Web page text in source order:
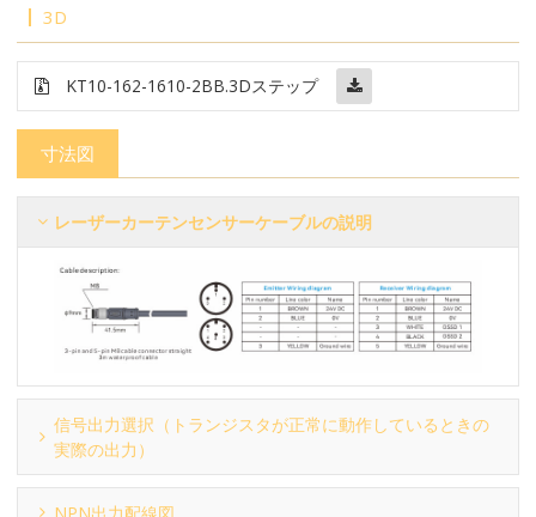
3D
KT10-162-1610-2BB.3Dステップ
寸法図
レーザーカーテンセンサーケーブルの説明
信号出力選択（トランジスタが正常に動作しているときの
実際の出力）
NPN出力配線図